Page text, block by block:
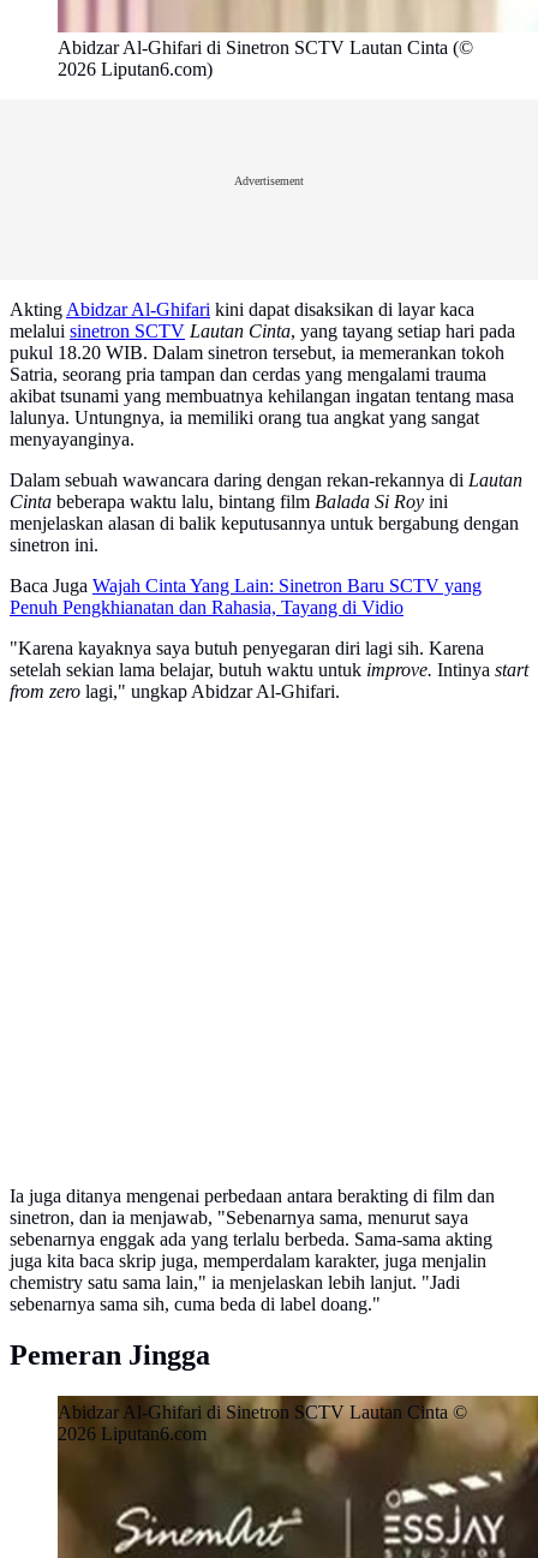
Abidzar Al-Ghifari di Sinetron SCTV Lautan Cinta (©
2026 Liputan6.com)
Advertisement
AktingAbidzar Al-Ghifari kini dapat disaksikan di layar kaca
melalui sinetron SCTV Lautan Cinta, yang tayang setiap hari pada
pukul 18.20 WIB. Dalam sinetron tersebut, ia memerankan tokoh
Satria, seorang pria tampan dan cerdas yang mengalami trauma
akibat tsunami yang membuatnya kehilangan ingatan tentang masa
lalunya. Untungnya, ia memiliki orang tua angkat yang sangat
menyayanginya.
Dalam sebuah wawancara daring dengan rekan-rekannya di Lautan
Cinta beberapa waktu lalu, bintang film Balada Si Roy ini
menjelaskan alasan di balik keputusannya untuk bergabung dengan
sinetron ini.
Baca Juga Wajah Cinta Yang Lain: Sinetron Baru SCTV yang
Penuh Pengkhianatan dan Rahasia, Tayang di Vidio
"Karena kayaknya saya butuh penyegaran diri lagi sih. Karena
setelah sekian lama belajar, butuh waktu untuk improve. Intinya start
from zero lagi," ungkap Abidzar Al-Ghifari.
Ia juga ditanya mengenai perbedaan antara berakting di film dan
sinetron, dan ia menjawab, "Sebenarnya sama, menurut saya
sebenarnya enggak ada yang terlalu berbeda. Sama-sama akting
juga kita baca skrip juga, memperdalam karakter, juga menjalin
chemistry satu sama lain," ia menjelaskan lebih lanjut. "Jadi
sebenarnya sama sih, cuma beda di label doang."
Pemeran Jingga
Abidzar Al-Ghifari di Sinetron SCTV Lautan Cinta ©
2026 Liputan6.com